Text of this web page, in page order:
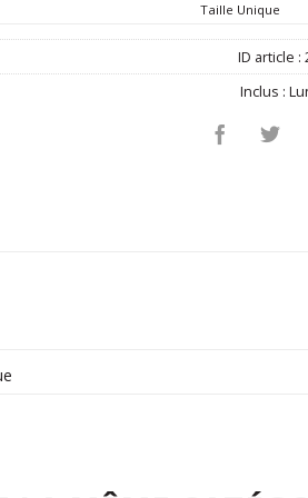
Taille Unique
ID article :
Inclus :